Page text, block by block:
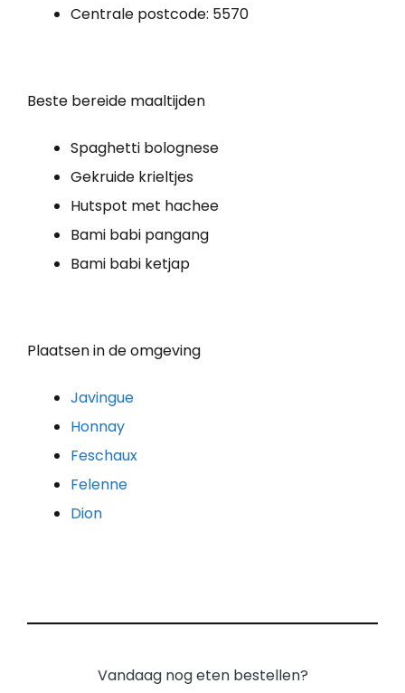
Centrale postcode: 5570
Beste bereide maaltijden
Spaghetti bolognese
Gekruide krieltjes
Hutspot met hachee
Bami babi pangang
Bami babi ketjap
Plaatsen in de omgeving
Javingue
Honnay
Feschaux
Felenne
Dion
Vandaag nog eten bestellen?